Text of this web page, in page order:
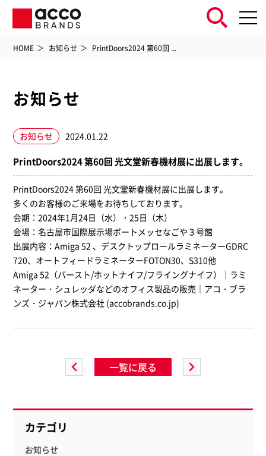
HOME お知らせ PrintDoors2024 第60回 ...
お知らせ
お知らせ 2024.01.22
PrintDoors2024 第60回 光文堂新春機材展に出展します。
PrintDoors2024 第60回 光文堂新春機材展に出展します。
多くのお客様のご来場をお待ちしております。
会期：2024年1月24日（水）・25日（木）
会場：名古屋市国際展示場ポートメッセなごや３号館
出展内容：Amiga 52 、デスクトップロールラミネーターGDRC
720、オートフィードラミネーターFOTON30、S310他
Amiga 52（バースト/ホットナイフ/フライングナイフ）｜ラミ
ネーター・シュレッダなどのオフィス製品の販売｜アコ・ブラ
ンズ・ジャパン株式会社 (accobrands.co.jp)
一覧に戻る
カテゴリ
お知らせ